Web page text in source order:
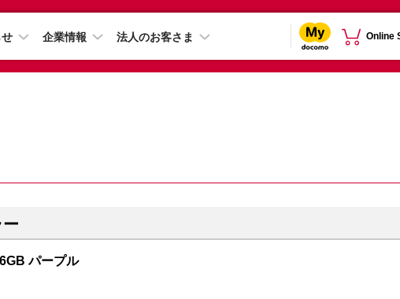
企業情報 法人のお客さま Online
パープル